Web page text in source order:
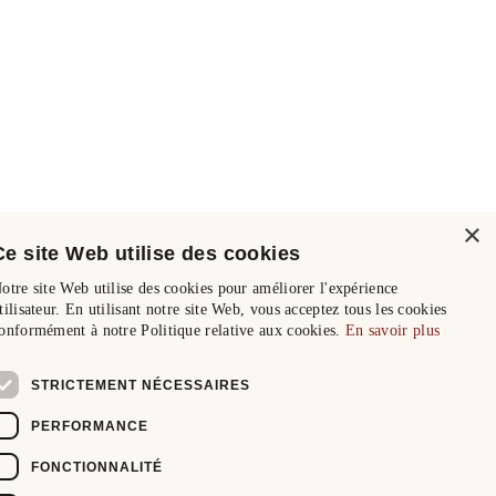
×
site Web utilise des cookies
site Web utilise des cookies pour améliorer l'expérience
En utilisant notre site Web, vous acceptez tous les cookies
à notre Politique relative aux cookies. En savoir plus
STRICTEMENT NÉCESSAIRES
PERFORMANCE
FONCTIONNALITÉ